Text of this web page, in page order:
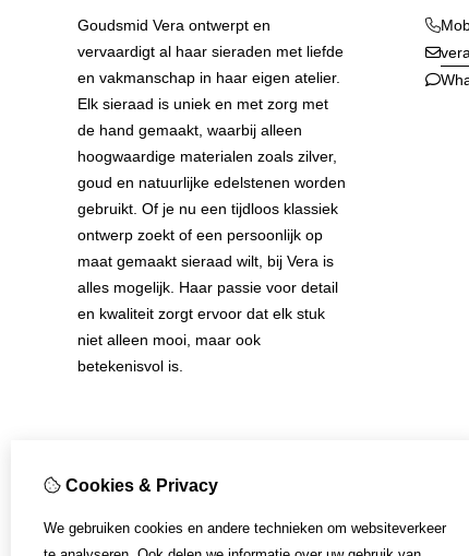
Goudsmid Vera ontwerpt en
vervaardigt al haar sieraden met liefde
en vakmanschap in haar eigen atelier.
Elk sieraad is uniek en met zorg met
de hand gemaakt, waarbij alleen
hoogwaardige materialen zoals zilver,
goud en natuurlijke edelstenen worden
gebruikt. Of je nu een tijdloos klassiek
ontwerp zoekt of een persoonlijk op
maat gemaakt sieraad wilt, bij Vera is
alles mogelijk. Haar passie voor detail
en kwaliteit zorgt ervoor dat elk stuk
niet alleen mooi, maar ook
betekenisvol is.
Informatie
Algemene Voorwaarden
Disclaimer
Cookies & Privacy
We gebruiken cookies en andere technieken om websiteverkeer